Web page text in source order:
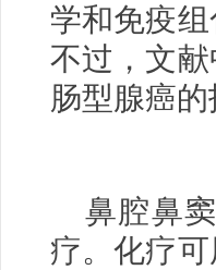
学和免疫
不过，文
肠型腺癌
鼻腔鼻
疗。化疗